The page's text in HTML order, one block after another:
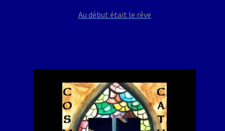
Au début était le rêve